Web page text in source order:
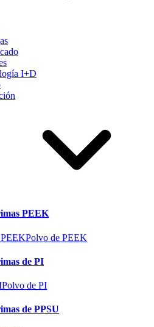
I+D
PEEK
Polvo de PEEK
de PI
Polvo de PI
de PPSU